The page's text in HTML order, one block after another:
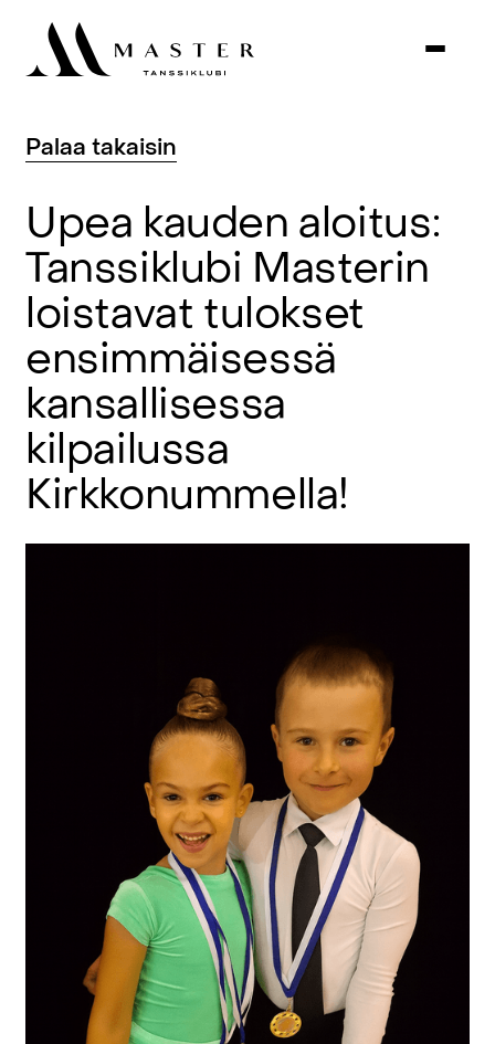
Palaa takaisin
Upea kauden aloitus:
Tanssiklubi Masterin
loistavat tulokset
ensimmäisessä
kansallisessa
kilpailussa
Kirkkonummella!